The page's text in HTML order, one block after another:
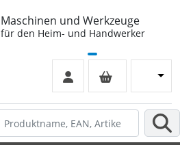
Maschinen und Werkzeuge
für den Heim- und Handwerker